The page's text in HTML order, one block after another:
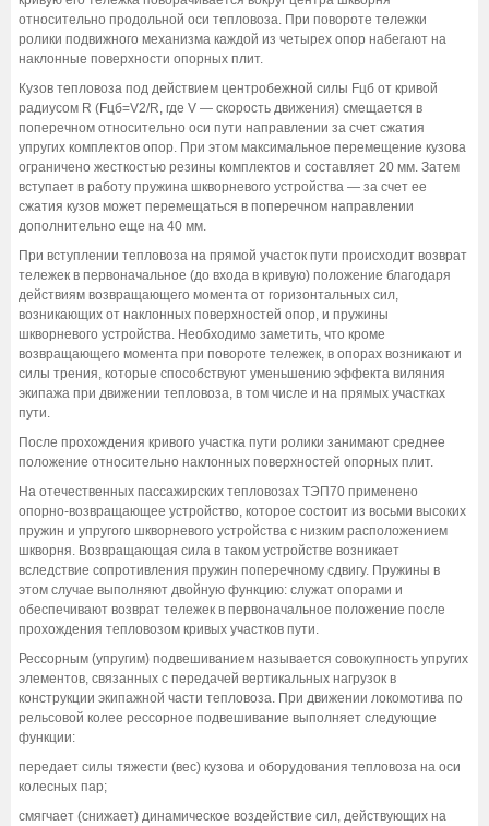
относительно продольной оси тепловоза. При повороте тележки
ролики подвижного механизма каждой из четырех опор набегают на
наклонные поверхности опорных плит.
Кузов тепловоза под действием центробежной силы Fцб от кривой
радиусом R (Fцб=V2/R, где V — скорость движения) смещается в
поперечном относительно оси пути направлении за счет сжатия
упругих комплектов опор. При этом максимальное перемещение кузова
ограничено жесткостью резины комплектов и составляет 20 мм. Затем
вступает в работу пружина шкворневого устройства — за счет ее
сжатия кузов может перемещаться в поперечном направлении
дополнительно еще на 40 мм.
При вступлении тепловоза на прямой участок пути происходит возврат
тележек в первоначальное (до входа в кривую) положение благодаря
действиям возвращающего момента от горизонтальных сил,
возникающих от наклонных поверхностей опор, и пружины
шкворневого устройства. Необходимо заметить, что кроме
возвращающего момента при повороте тележек, в опорах возникают и
силы трения, которые способствуют уменьшению эффекта виляния
экипажа при движении тепловоза, в том числе и на прямых участках
пути.
После прохождения кривого участка пути ролики занимают среднее
положение относительно наклонных поверхностей опорных плит.
На отечественных пассажирских тепловозах ТЭП70 применено
опорно-возвращающее устройство, которое состоит из восьми высоких
пружин и упругого шкворневого устройства с низким расположением
шкворня. Возвращающая сила в таком устройстве возникает
вследствие сопротивления пружин поперечному сдвигу. Пружины в
этом случае выполняют двойную функцию: служат опорами и
обеспечивают возврат тележек в первоначальное положение после
прохождения тепловозом кривых участков пути.
Рессорным (упругим) подвешиванием называется совокупность упругих
элементов, связанных с передачей вертикальных нагрузок в
конструкции экипажной части тепловоза. При движении локомотива по
рельсовой колее рессорное подвешивание выполняет следующие
функции:
передает силы тяжести (вес) кузова и оборудования тепловоза на оси
колесных пар;
смягчает (снижает) динамическое воздействие сил, действующих на